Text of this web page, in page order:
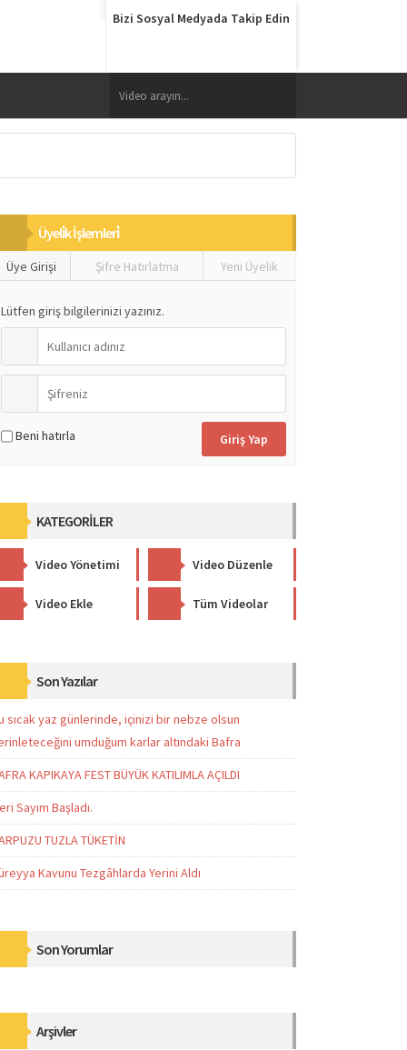
Bizi Sosyal Medyada Takip Edin
Üyeli̇k İşlemleri̇
Üye Girişi Şifre Hatırlatma Yeni Üyelik
Lütfen giriş bilgilerinizi yazınız.
Beni hatırla
KATEGORİLER
Video Yönetimi Video Düzenle
Video Ekle Tüm Videolar
Son Yazılar
sıcak yaz günlerinde, içinizi bir nebze olsun
umduğum karlar altındaki Bafra
KAPIKAYA FEST BÜYÜK KATILIMLA AÇILDI
Sayım Başladı.
TUZLA TÜKETİN
Kavunu Tezgâhlarda Yerini Aldı
Son Yorumlar
Arşivler